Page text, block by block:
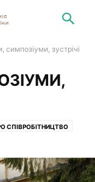
симпозіуми, зустрічі
СПІВРОБІТНИЦТВО